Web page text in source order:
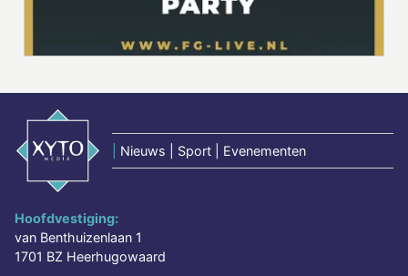
Nieuws | Sport | Evenementen
Hoofdvestiging:
van Benthuizenlaan 1
1701 BZ Heerhugowaard